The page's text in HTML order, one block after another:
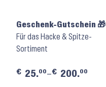
Geschenk-Gutschein 🎁
Für das Hacke & Spitze-
Sortiment
€ 25.00–€ 200.00